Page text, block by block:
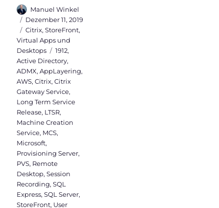
Autor
Manuel Winkel
Veröffentlicht
am
Dezember 11, 2019
Kategorien
Citrix,StoreFront,
Virtual Apps und
Desktops
Schlagwörter
1912,
Active Directory,
ADMX,AppLayering,
AWS,Citrix,Citrix
Gateway Service,
Long Term Service
Release, LTSR,
Machine Creation
Service, MCS,
Microsoft,
Provisioning Server,
PVS, Remote
Desktop,Session
Recording,SQL
Express,SQL Server,
StoreFront, User